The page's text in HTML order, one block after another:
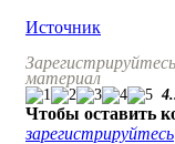
Источник
материал
Чтобы оставить
зарегистрируйтесь